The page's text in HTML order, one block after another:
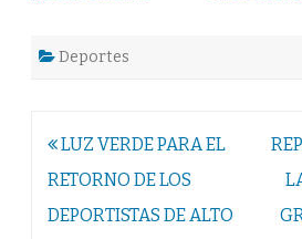
Deportes
Navegación
de
entradas
LUZ VERDE PARA EL
RETORNO DE LOS
DEPORTISTAS DE ALTO